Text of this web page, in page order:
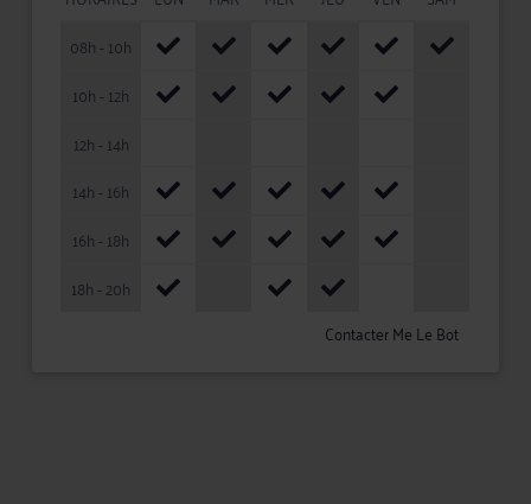
08h - 10h
10h - 12h
12h - 14h
14h - 16h
16h - 18h
18h - 20h
Contacter Me Le Bot